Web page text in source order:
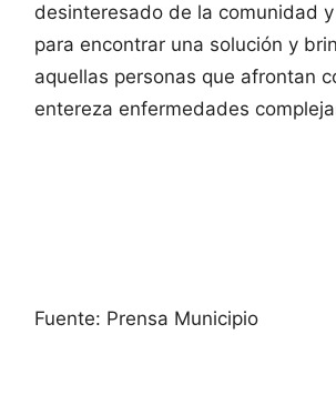
desinteresado de la comunidad
para encontrar una solución y
aquellas personas que afrontan
entereza enfermedades
Fuente: Prensa Municipio